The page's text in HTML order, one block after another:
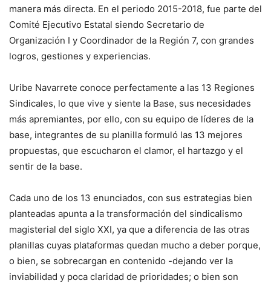
manera más directa. En el periodo 2015-2018, fue parte del
Comité Ejecutivo Estatal siendo Secretario de
Organización I y Coordinador de la Región 7, con grandes
logros, gestiones y experiencias.
Uribe Navarrete conoce perfectamente a las 13 Regiones
Sindicales, lo que vive y siente la Base, sus necesidades
más apremiantes, por ello, con su equipo de líderes de la
base, integrantes de su planilla formuló las 13 mejores
propuestas, que escucharon el clamor, el hartazgo y el
sentir de la base.
Cada uno de los 13 enunciados, con sus estrategias bien
planteadas apunta a la transformación del sindicalismo
magisterial del siglo XXI, ya que a diferencia de las otras
planillas cuyas plataformas quedan mucho a deber porque,
o bien, se sobrecargan en contenido -dejando ver la
inviabilidad y poca claridad de prioridades; o bien son